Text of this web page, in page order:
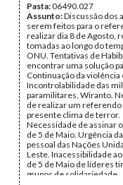
Pasta:06490.027
Assunto:Discussão dos
serem feitos para o
realizar dia 8 de Agosto,
tomadas ao longo do
ONU. Tentativas de
encontrar uma solução
Continuação da violência
Incontrolabilidade das
paramilitares, Wiranto.
de realizar um referendo
presente clima de terror.
Necessidade de assinar
de 5 de Maio. Urgência
pessoal das Nações
Leste. Inacessibilidade
de 5 de Maio de líderes
grupos de solidariedade.